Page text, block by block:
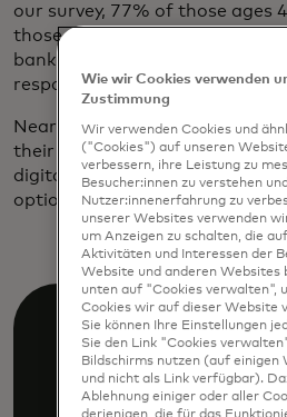
our survey, 77% of those ages
those over 60 are willing to
banking data to secure a credit
respondents 18 to 29, the
Nearly 60% of younger
their accounts while applying
digital natives, nine out of ten
option with a digital
Wie wir Cookies verwenden
Zustimmung
Wir verwenden Cookies und
("Cookies") auf unseren
verbessern, ihre Leistung zu
Besucher:innen zu verstehen
Nutzer:innenerfahrung zu
unserer Websites verwenden
um Anzeigen zu schalten, die
Aktivitäten und Interessen der
Website und anderen Websites
unten auf "Cookies verwalten",
Cookies wir auf dieser Website
Sie können Ihre Einstellungen
Sie den Link "Cookies
Bildschirms nutzen (auf einigen
und nicht als Link verfügbar).
Ablehnung einiger oder aller
derjenigen, die für das